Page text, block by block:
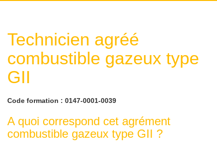
Technicien agréé
combustible gazeux type
GII
Code formation : 0147-0001-0039
A quoi correspond cet agrément
combustible gazeux type GII ?